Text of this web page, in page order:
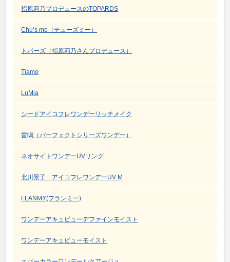
指原莉乃プロデュースのTOPARDS
Chu’s me（チューズミー）
トパーズ（指原莉乃さんプロデュース）
Tiamo
LuMia
シードアイコフレワンデーリッチメイク
雷鳴（パーフェクトシリーズワンデー）
ネオサイトワンデーUVリング
北川景子 アイコフレワンデーUV M
FLANMY(フランミー)
ワンデーアキュビューデファインモイスト
ワンデーアキュビューモイスト